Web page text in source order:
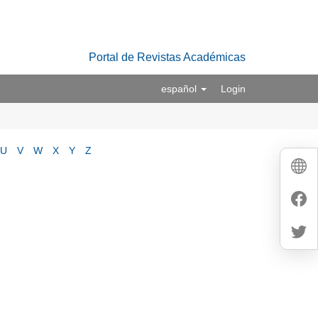
Portal de Revistas Académicas
español Login
U V W X Y Z